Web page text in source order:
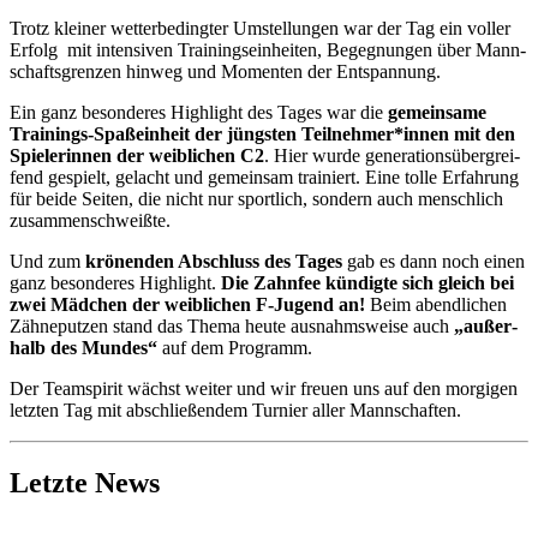
Trotz klei­ner wet­ter­be­ding­ter Umstel­lun­gen war der Tag ein vol­ler
Erfolg mit inten­si­ven Trai­nings­ein­hei­ten, Begeg­nun­gen über Mann­
schafts­gren­zen hin­weg und Momen­ten der Ent­span­nung.
Ein ganz beson­de­res High­light des Tages war die gemein­sa­me
Trai­nings-Spaß­ein­heit der jüngs­ten Teilnehmer*innen mit den
Spie­le­rin­nen der weib­li­chen C2. Hier wur­de gene­ra­ti­ons­über­grei­
fend gespielt, gelacht und gemein­sam trai­niert. Eine tol­le Erfah­rung
für bei­de Sei­ten, die nicht nur sport­lich, son­dern auch mensch­lich
zusam­men­schweiß­te.
Und zum krö­nen­den Abschluss des Tages gab es dann noch einen
ganz beson­de­res High­light. Die Zahn­fee kün­dig­te sich gleich bei
zwei Mäd­chen der weib­li­chen F‑Jugend an! Beim abend­li­chen
Zäh­ne­put­zen stand das The­ma heu­te aus­nahms­wei­se auch „außer­
halb des Mun­des“ auf dem Pro­gramm.
Der Team­spi­rit wächst wei­ter und wir freu­en uns auf den mor­gi­gen
letz­ten Tag mit abschlie­ßen­dem Tur­nier aller Mann­schaf­ten.
Letzte News